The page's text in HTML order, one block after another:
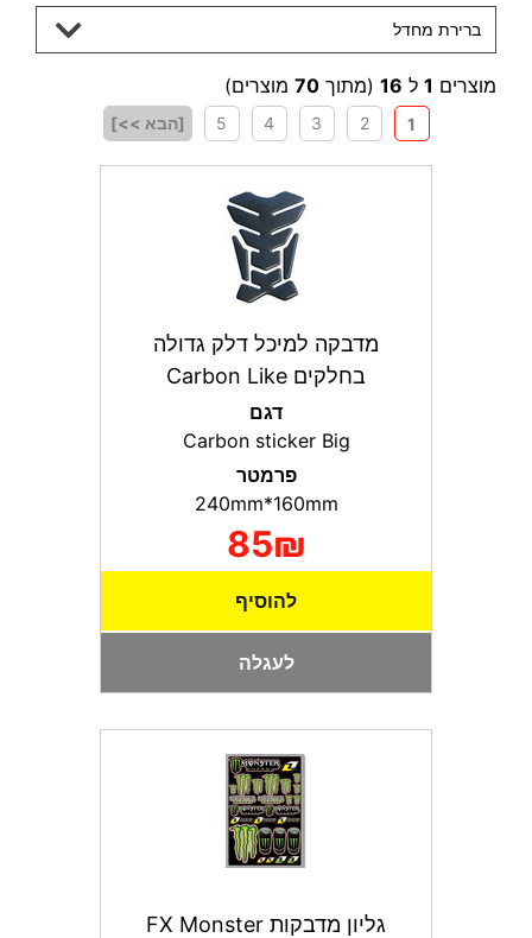
ברירת מחדל
מוצרים 1 ל 16 (מתוך 70 מוצרים)
1
2
3
4
5 [הבא >>]
מדבקה למיכל דלק גדולה
בחלקים Carbon Like
דגם
פרמטר
85₪
להוסיף
לעגלה
גליון מדבקות FX Monster